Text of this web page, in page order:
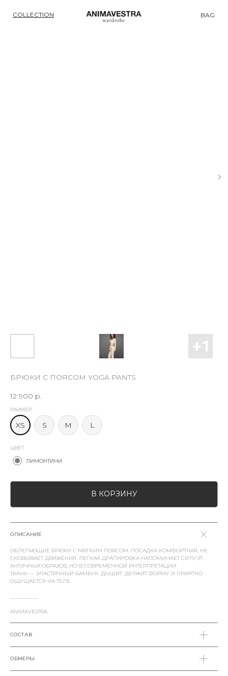
BAG
COLLECTION
БРЮКИ С ПОЯСОМ YOGA PANTS
12 900 р.
РАЗМЕР
XS S M L
ЦВЕТ
ЛИМОНТИНИ
В КОРЗИНУ
ОПИСАНИЕ
ОБЛЕГАЮЩИЕ БРЮКИ С МЯГКИМ ПОЯСОМ. ПОСАДКА КОМФОРТНАЯ, НЕ
СКОВЫВАЕТ ДВИЖЕНИЯ. ЛЁГКАЯ ДРАПИРОВКА НАПОМИНАЕТ СИЛУЭТ
АНТИЧНЫХ ОБРАЗОВ, НО В СОВРЕМЕННОЙ ИНТЕРПРЕТАЦИИ.
ТКАНЬ — ЭЛАСТИЧНЫЙ БАМБУК: ДЫШИТ, ДЕРЖИТ ФОРМУ И ПРИЯТНО
ОЩУЩАЕТСЯ НА ТЕЛЕ.
ANIMAVESTRA
СОСТАВ
ОБМЕРЫ